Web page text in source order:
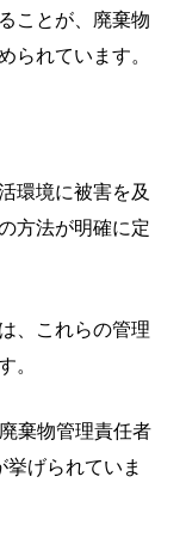
ことが、廃棄物
られています。
環境に被害を及
方法が明確に定
、これらの管理
。
棄物管理責任者
げられていま